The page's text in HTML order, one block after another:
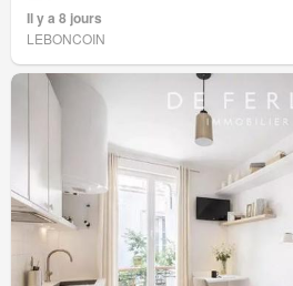
Il y a 8 jours
LEBONCOIN